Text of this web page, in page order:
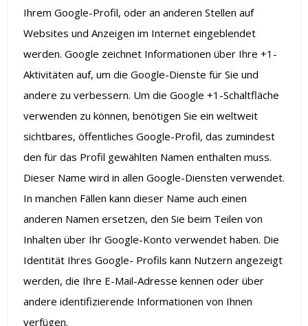
Ihrem Google-Profil, oder an anderen Stellen auf
Websites und Anzeigen im Internet eingeblendet
werden. Google zeichnet Informationen über Ihre +1-
Aktivitäten auf, um die Google-Dienste für Sie und
andere zu verbessern. Um die Google +1-Schaltfläche
verwenden zu können, benötigen Sie ein weltweit
sichtbares, öffentliches Google-Profil, das zumindest
den für das Profil gewählten Namen enthalten muss.
Dieser Name wird in allen Google-Diensten verwendet.
In manchen Fällen kann dieser Name auch einen
anderen Namen ersetzen, den Sie beim Teilen von
Inhalten über Ihr Google-Konto verwendet haben. Die
Identität Ihres Google- Profils kann Nutzern angezeigt
werden, die Ihre E-Mail-Adresse kennen oder über
andere identifizierende Informationen von Ihnen
verfügen.